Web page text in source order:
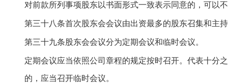
对前款所列事项股东以书面形式一致表示同意的，可以
第三十八条首次股东会会议由出资最多的股东召集和主
第三十九条股东会会议分为定期会议和临时会议。
定期会议应当依照公司章程的规定按时召开。代表十分
的，应当召开临时会议。